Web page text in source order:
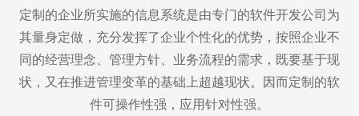
定制的企业所实施的信息系统是由专门的软件开发公司为
其量身定做，充分发挥了企业个性化的优势，按照企业不
同的经营理念、管理方针、业务流程的需求，既要基于现
状，又在推进管理变革的基础上超越现状。因而定制的软
件可操作性强，应用针对性强。